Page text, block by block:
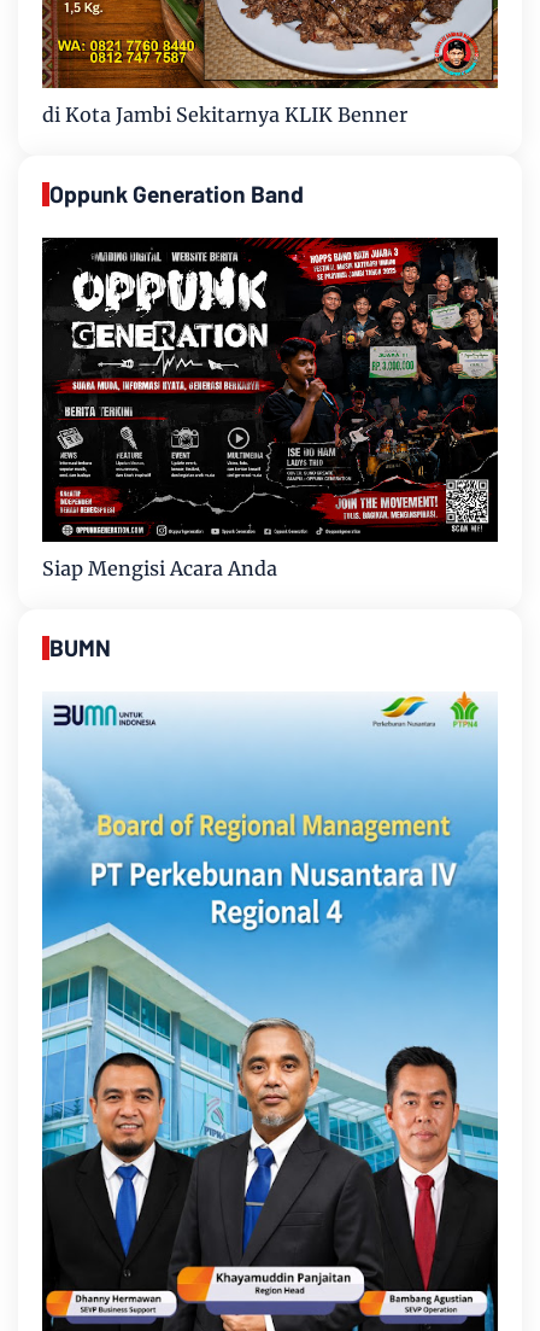
di Kota Jambi Sekitarnya KLIK Benner
Oppunk Generation Band
Siap Mengisi Acara Anda
BUMN